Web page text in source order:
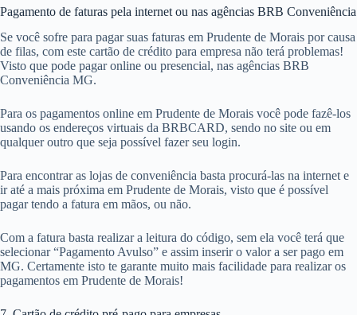
Pagamento de faturas pela internet ou nas agências BRB Conveniência
Se você sofre para pagar suas faturas em Prudente de Morais por causa
de filas, com este cartão de crédito para empresa não terá problemas!
Visto que pode pagar online ou presencial, nas agências BRB
Conveniência MG.
Para os pagamentos online em Prudente de Morais você pode fazê-los
usando os endereços virtuais da BRBCARD, sendo no site ou em
qualquer outro que seja possível fazer seu login.
Para encontrar as lojas de conveniência basta procurá-las na internet e
ir até a mais próxima em Prudente de Morais, visto que é possível
pagar tendo a fatura em mãos, ou não.
Com a fatura basta realizar a leitura do código, sem ela você terá que
selecionar “Pagamento Avulso” e assim inserir o valor a ser pago em
MG. Certamente isto te garante muito mais facilidade para realizar os
pagamentos em Prudente de Morais!